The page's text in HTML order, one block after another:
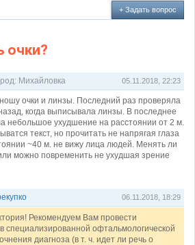
+ Задать вопрос
очки?
05.11.2018, 22:23
Михайловка
очки и линзы. Последний раз проверяла
когда выписывала линзы. В последнее
небольшое ухудшение на расстоянии от 2 м.
текст, но прочитать не напрягая глаза
~40 м. не вижу лица людей. Менять ли
можно повременить не ухудшая зрение
06.11.2018, 18:29
Рекомендуем Вам провести
специализированной офтальмологической
диагноза (в т. ч. идет ли речь о